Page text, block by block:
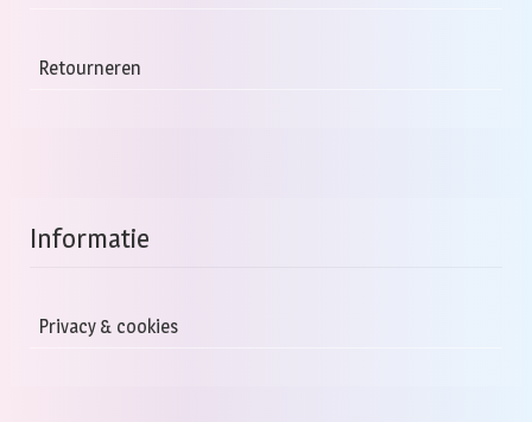
Retourneren
Informatie
Privacy & cookies